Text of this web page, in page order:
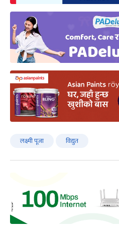
लक्ष्मी पूजा विद्युत